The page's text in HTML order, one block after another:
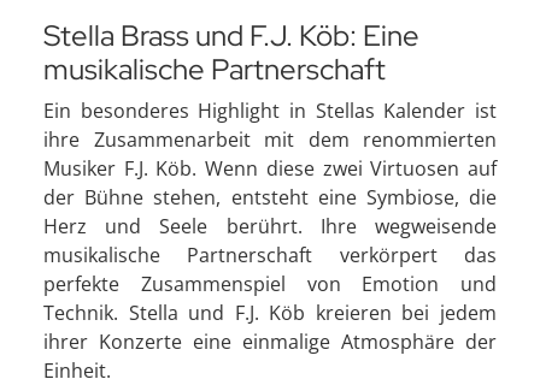
Stella Brass und F.J. Köb: Eine
musikalische Partnerschaft
Ein besonderes Highlight in Stellas Kalender ist
ihre Zusammenarbeit mit dem renommierten
Musiker F.J. Köb. Wenn diese zwei Virtuosen auf
der Bühne stehen, entsteht eine Symbiose, die
Herz und Seele berührt. Ihre wegweisende
musikalische Partnerschaft verkörpert das
perfekte Zusammenspiel von Emotion und
Technik. Stella und F.J. Köb kreieren bei jedem
ihrer Konzerte eine einmalige Atmosphäre der
Einheit.